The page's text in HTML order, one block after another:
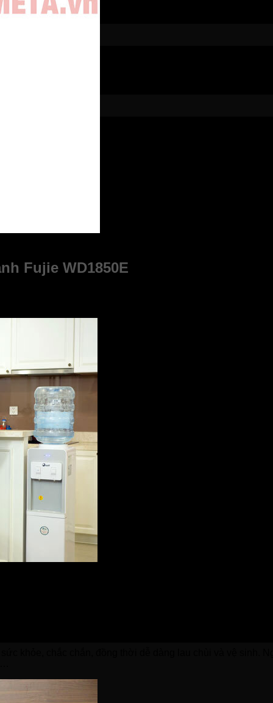
Fujie WD1850E
thiết kế Hàn Quốc cực kì đẹp đẽ, thanh lịch… Vì thế,
viện hay những quán ăn… đặc biệt được sử dụng rộng rãi
màu kem Fujie WD1850E luôn tạo cảm giác thoáng đãng,
giác tiện nghi, hiện đại và dễ sử dụng.
đóng cặn, sẽ đảm bảo được chất lượng nước an toàn